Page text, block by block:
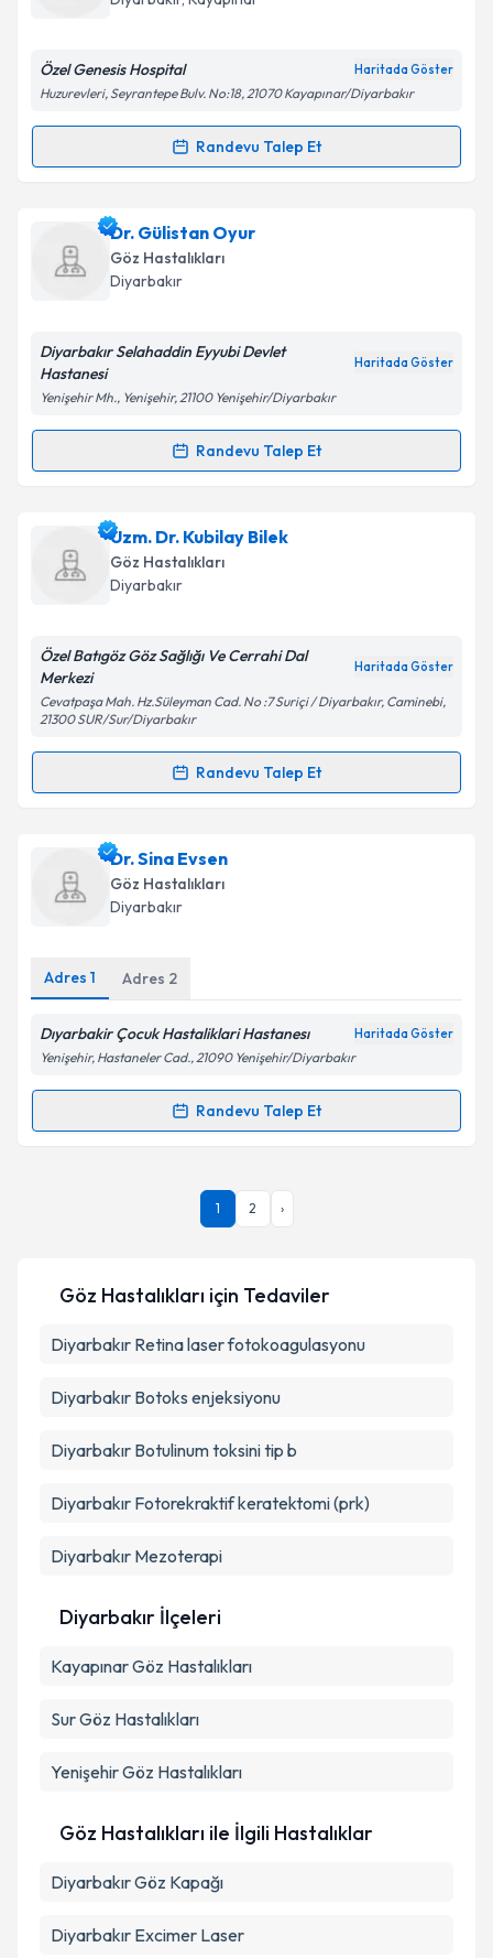
Kişisel verilerimin işlenmesine ilişkin
Metni'ni okudum ve kişisel verilerimin belirtilen
Takvim Talebini Gönder
Özel Genesis Hospital Haritada Göster
Huzurevleri, Seyrantepe Bulv. No:18, 21070 Kayapınar/Diyarbakır
Randevu Talep Et
Randevu Takvimi Talebi
Op. Dr. Orhan İlimiçin randevu takvimi talebi
oluşturun. Size bu uzmandan randevu almanız için bir
takvim hazırlandığında e-posta ile bilgilendireceğiz.
Kişisel verilerimin işlenmesine ilişkinAydınlatma
'ni okudum ve kişisel verilerimin belirtilen
kapsamda işlenmesini kabul ediyorum.
Takvim Talebini Gönder
Dr. Gülistan Oyur
Göz Hastalıkları
Diyarbakır
Diyarbakır Selahaddin Eyyubi Devlet
Hastanesi
Haritada Göster
Yenişehir Mh., Yenişehir, 21100 Yenişehir/Diyarbakır
Randevu Talep Et
Randevu Takvimi Talebi
Dr. Gülistan Oyuriçin randevu takvimi talebi
oluşturun. Size bu uzmandan randevu almanız için bir
takvim hazırlandığında e-posta ile bilgilendireceğiz.
Kişisel verilerimin işlenmesine ilişkin
Metni'ni okudum ve kişisel verilerimin belirtilen
kapsamda işlenmesini kabul ediyorum.
Uzm. Dr. Kubilay Bilek
Göz Hastalıkları
Diyarbakır
Özel Batıgöz Göz Sağlığı Ve Cerrahi Dal
Merkezi
Haritada Göster
Cevatpaşa Mah. Hz.Süleyman Cad. No :7 Suriçi / Diyarbakır, Caminebi,
21300 SUR/Sur/Diyarbakır
Randevu Talep Et
Randevu Takvimi Talebi
Uzm. Dr. Kubilay Bilek
oluşturun. Size bu uzmandan randevu almanız için bir
takvim hazırlandığında e-posta ile bilgilendireceğiz.
Kişisel verilerimin işlenmesine ilişkinAydınlatma
kapsamda işlenmesini kabul ediyorum.
Dr. Sina Evsen
Göz Hastalıkları
Diyarbakır
Adres 1 Adres 2
Dıyarbakir Çocuk Hastaliklari Hastanesı Haritada Göster
Yenişehir, Hastaneler Cad., 21090 Yenişehir/Diyarbakır
Randevu Talep Et
Randevu Takvimi Talebi
için randevu takvimi talebi oluşturun.
Size bu uzmandan randevu almanız için bir takvim
Kişisel verilerimin işlenmesine ilişkin
'ni okudum ve kişisel verilerimin belirtilen
Takvim Talebini Gönder
1 2 ›
Göz Hastalıkları için Tedaviler
Diyarbakır Retina laser fotokoagulasyonu
Diyarbakır Botoks enjeksiyonu
Diyarbakır Botulinum toksini tip b
Diyarbakır Fotorekraktif keratektomi (prk)
Diyarbakır Mezoterapi
Diyarbakır İlçeleri
KayapınarGöz Hastalıkları
SurGöz Hastalıkları
YenişehirGöz Hastalıkları
Göz Hastalıkları ile İlgili Hastalıklar
Diyarbakır Göz Kapağı
Diyarbakır Excimer Laser